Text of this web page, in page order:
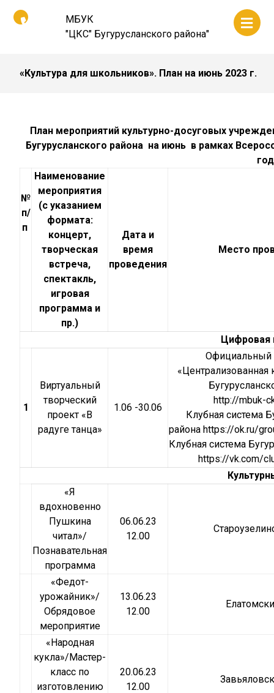
МБУК
"ЦКС" Бугурусланского района"
«Культура для школьников». План на июнь 2023 г.
План мероприятий культурно-досуговых
Бугурусланского района на июнь в рамках
№
п/
п
Наименование
мероприятия
(с указанием
формата:
концерт,
творческая
встреча,
спектакль,
игровая
программа и
пр.)
Дата и
время
проведения
Место
Цифровая
1
Виртуальный
творческий
проект «В
радуге танца»
1.06 -30.06
Официальный
«Централизованная
http://mbuk-
Клубная система
районаhttps://ok.ru/
Клубная система
https://vk.com/
«Я
вдохновенно
Пушкина
читал»/
Познавательная
программа
06.06.23
12.00
«Федот-
урожайник»/
Обрядовое
мероприятие
13.06.23
12.00
«Народная
кукла»/Мастер-
класс по
изготовлению
20.06.23
12.00